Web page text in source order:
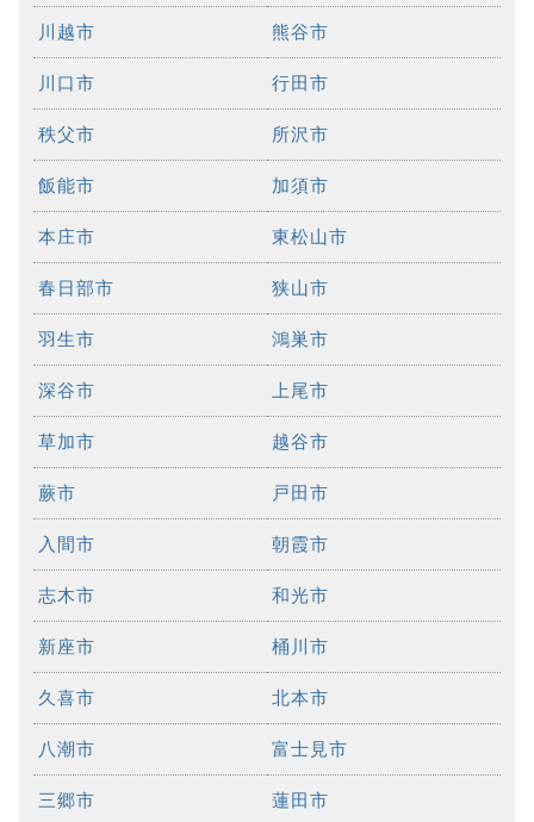
川越市 熊谷市
川口市 行田市
秩父市 所沢市
飯能市 加須市
本庄市 東松山市
春日部市 狭山市
羽生市 鴻巣市
深谷市 上尾市
草加市 越谷市
蕨市 戸田市
入間市 朝霞市
志木市 和光市
新座市 桶川市
久喜市 北本市
八潮市 富士見市
三郷市 蓮田市